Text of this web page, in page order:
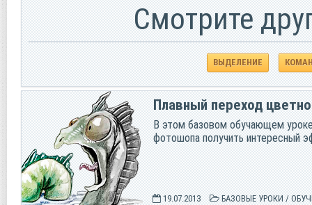
Смотрите
ВЫДЕЛЕНИЕ
Плавный переход
В этом базовом обучающем
фотошопа получить интересный
19.07.2013 БАЗОВЫЕ УРОКИ /